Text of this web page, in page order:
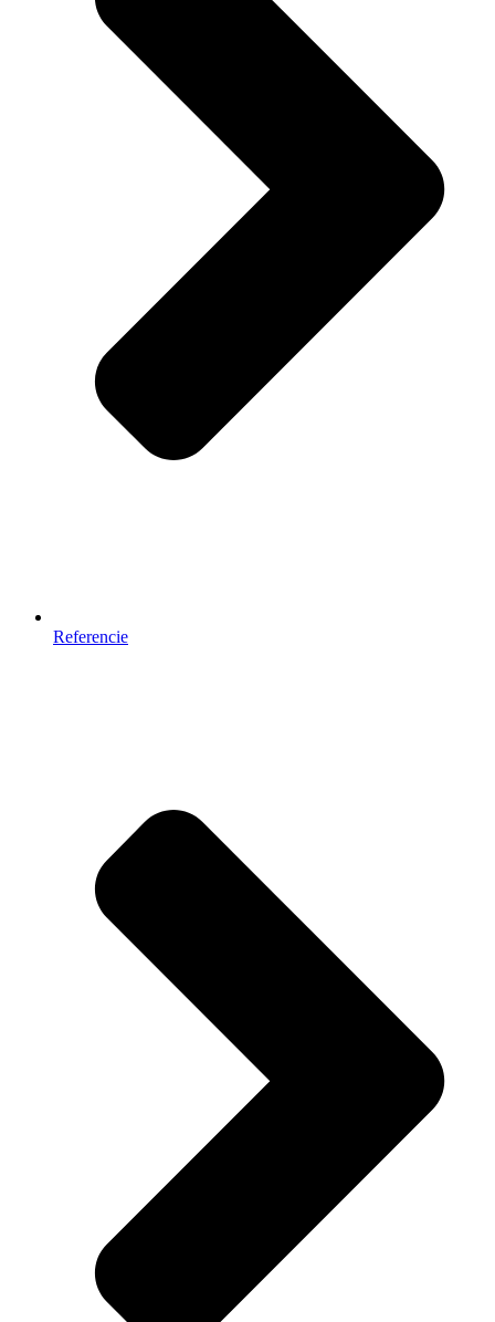
Referencie